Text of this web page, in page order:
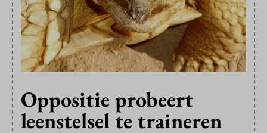
Oppositie probeert
leenstelsel te traineren